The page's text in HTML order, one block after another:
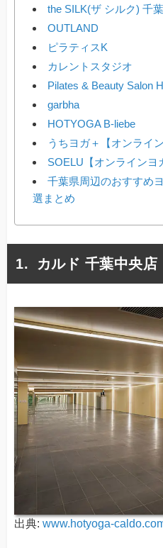
the SILK(ザ シルク) 千
OUTLAND
ピラティスK
カレントスタジオ
Pilates & Beauty Salon
garbha
HOTYOGA B-liebe
うちヨガ＋【オンライン
SOELU【オンラインヨ
千葉県周辺のおすすめ
選まとめ
カルド 千葉中央店
出典: www.hotyoga-